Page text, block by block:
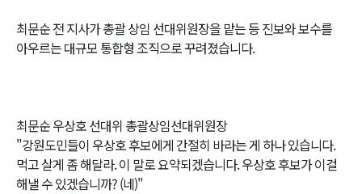
최문순 전 지사가 총괄 상임 선대위원장을 맡는 등 진보와 보수를
아우르는 대규모 통합형 조직으로 꾸려졌습니다.
최문순 우상호 선대위 총괄상임선대위원장
"강원도민들이 우상호 후보에게 간절히 바라는 게 하나 있습니다.
먹고 살게 좀 해달라. 이 말로 요약되겠습니다. 우상호 후보가 이걸
해낼 수 있겠습니까? (네)"